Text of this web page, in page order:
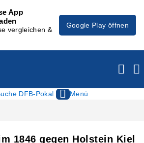
App
vergleichen &
Google Play öffnen
DFB-Pokal Menü
1846 gegen Holstein Kiel